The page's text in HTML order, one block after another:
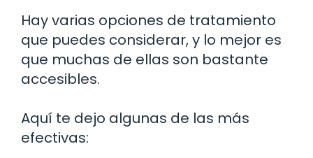
Hay varias opciones de tratamiento
que puedes considerar, y lo mejor es
que muchas de ellas son bastante
accesibles.
Aquí te dejo algunas de las más
efectivas: